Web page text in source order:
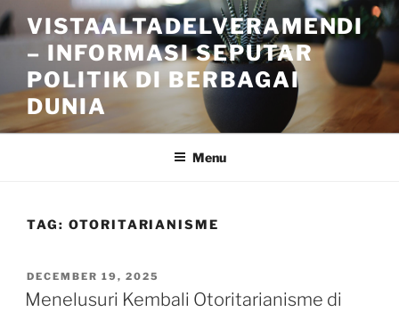
Skip
to
content
VISTAALTADELVERAMENDI
– INFORMASI SEPUTAR
POLITIK DI BERBAGAI
DUNIA
Menu
TAG: OTORITARIANISME
POSTED
ON
DECEMBER 19, 2025
Menelusuri Kembali Otoritarianisme di